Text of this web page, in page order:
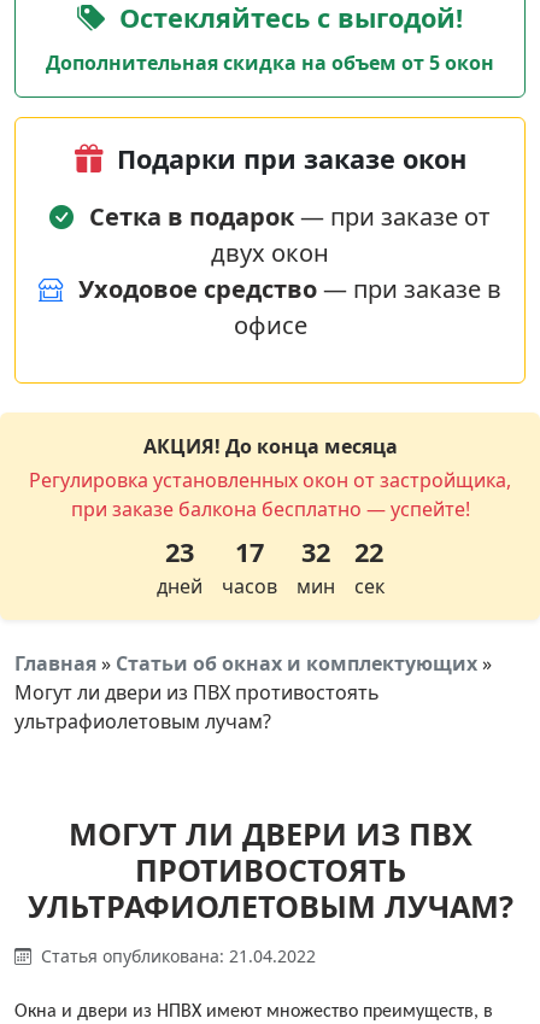
Остекляйтесь с выгодой!
Дополнительная скидка на объем от 5 окон
Подарки при заказе окон
Сетка в подарок— при заказе от
двух окон
Уходовое средство— при заказе в
офисе
АКЦИЯ! До конца месяца
Регулировка установленных окон от застройщика,
при заказе балкона бесплатно — успейте!
23
дней
17
часов
32
мин
21
сек
Главная» Статьи об окнах и комплектующих»
Могут ли двери из ПВХ противостоять
ультрафиолетовым лучам?
МОГУТ ЛИ ДВЕРИ ИЗ ПВХ
ПРОТИВОСТОЯТЬ
УЛЬТРАФИОЛЕТОВЫМ ЛУЧАМ?
Статья опубликована: 21.04.2022
Окна и двери из НПВХ имеют множество преимуществ, в